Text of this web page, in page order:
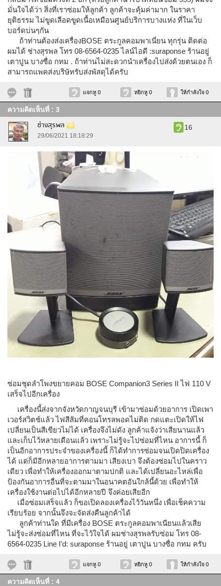
มั่นใจได้ว่า สิ่งที่เราซ่อมให้ลูกค้า ลูกค้าจะคุ้มค่ามาก ในราคา
ยุติธรรม ไม่ขูดเลือดขูดเนื้อเหมือนศูนย์บริการบางแห่ง ที่ในเว็บ
บอร์ดบ่นๆกัน
ถ้าท่านต้องส่งเครื่องBOSE ตระกูลคอมพาเนี่ยน ทุกรุ่น ติดต่อ
ผมได้ ช่างสุรพล โทร 08-6564-0235 ไลน์ไอดี :suraponse ร้านอยู่
เตาปูน บางซื่อ กทม . ถ้าท่านไม่สะดวกนำเครื่องไปส่งด้วยตนเอง ก็
สามารถแพคส่งบริษัทรับส่งพัสดุได้ครับ
แจกหู 0 หยิกหู 0 ให้กำลังใจ 0
ความคิดเห็นที่ : 3
ช่างสุรพล
29/06/2021 18:18:29
16
ซ่อมชุดลำโพงขยายคอม BOSE Companion3 Series II ไฟ 110 V
เสร็จไปอีกเครื่อง
เครื่องนี้ส่งจากจังหวัดกาญจนบุรี เข้ามาซ่อมด้วยอาการ เปิดเพา
เวอร์สวิตช์แล้ว ไฟสีส้มที่คอนโทรลพอดไม่ติด กดแตะเปิดให้ไฟ
เปลี่ยนเป็นสีเขียวไม่ได้ เครื่องจึงไม่ดัง ลูกค้าแจ้งว่าเสียนานแล้ว
และเก็บไว้หลายเดือนแล้ว เพราะไม่รู้จะไปซ่อมที่ไหน อาการนี้ ก็
เป็นอีกอาการประจำของเครื่องนี้ ก็ได้ทำการซ่อมจนเปิดปิดเครื่อง
ได้ แต่ก็มีอีกหลายอาการตามมา เสียงเบา จึงต้องซ่อมไปในคราว
เดียว เพื่อทำให้เครื่องออกมาตามปกติ และได้เปลี่ยนอะไหล่เพื่อ
ป้องกันอาการอื่นที่จะตามมาในอนาคตอันใกล้นี้ด้วย เพื่อทำให้
เครื่องใช้งานต่อไปได้อีกหลายปี จึงค่อยเสียอีก
เมื่อซ่อมเสร็จแล้ว ก็ขอเปิดลองเครื่องไว้วันหนึ่ง เพื่อเช็คความ
เรียบร้อย จากนั้นจึงจะจัดส่งคืนลูกค้าได้
ลูกค้าท่านใด ที่มีเครื่อง BOSE ตระกูลคอมพาเนียนแล้วเสีย
ไม่รู้จะส่งซ่อมที่ไหน ที่จะไว้ใจได้ ผมช่างสุรพลรับซ่อม โทร 08-
6564-0235 Line I'd: suraponse ร้านอยู่ เตาปูน บางซื่อ กทม ครับ
แจกหู 0 หยิกหู 0 ให้กำลังใจ 0
ความคิดเห็นที่ : 4